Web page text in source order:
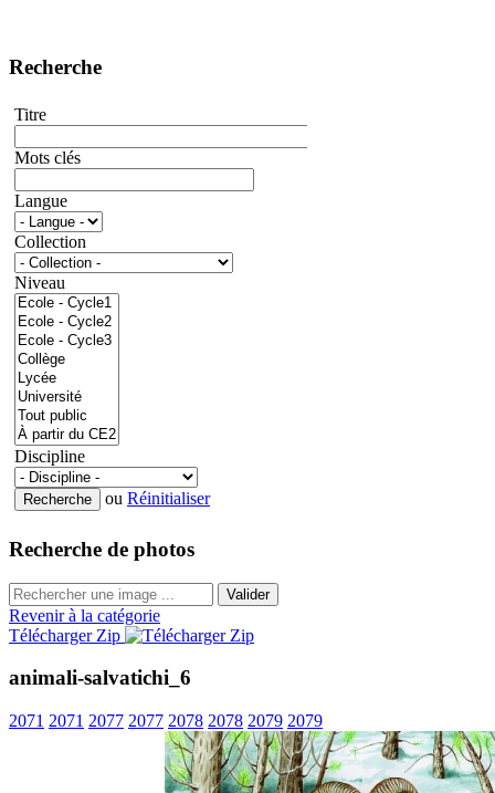
Recherche
Titre
Mots clés
Langue
Collection
Niveau
Discipline
ou Réinitialiser
Recherche de photos
Valider
Revenir à la catégorie
Télécharger Zip
animali-salvatichi_6
2071 2071 2077 2077 2078 2078 2079 2079